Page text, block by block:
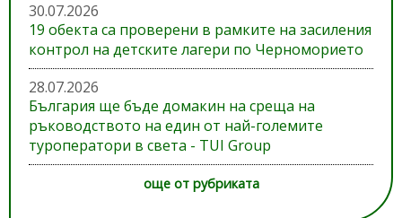
30.07.2026
19 обекта са проверени в рамките на засиления
контрол на детските лагери по Черноморието
28.07.2026
България ще бъде домакин на среща на
ръководството на един от най-големите
туроператори в света - TUI Group
още от рубриката